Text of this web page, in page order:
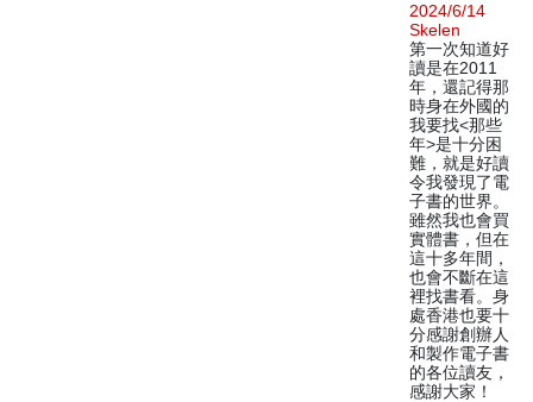
2024/6/14
Skelen
第一次知道好
讀是在2011
年，還記得那
時身在外國的
我要找<那些
年>是十分困
難，就是好讀
令我發現了電
子書的世界。
雖然我也會買
實體書，但在
這十多年間，
也會不斷在這
裡找書看。身
處香港也要十
分感謝創辦人
和製作電子書
的各位讀友，
感謝大家！